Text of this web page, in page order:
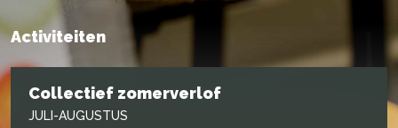
Activiteiten
Collectief zomerverlof
JULI-AUGUSTUS